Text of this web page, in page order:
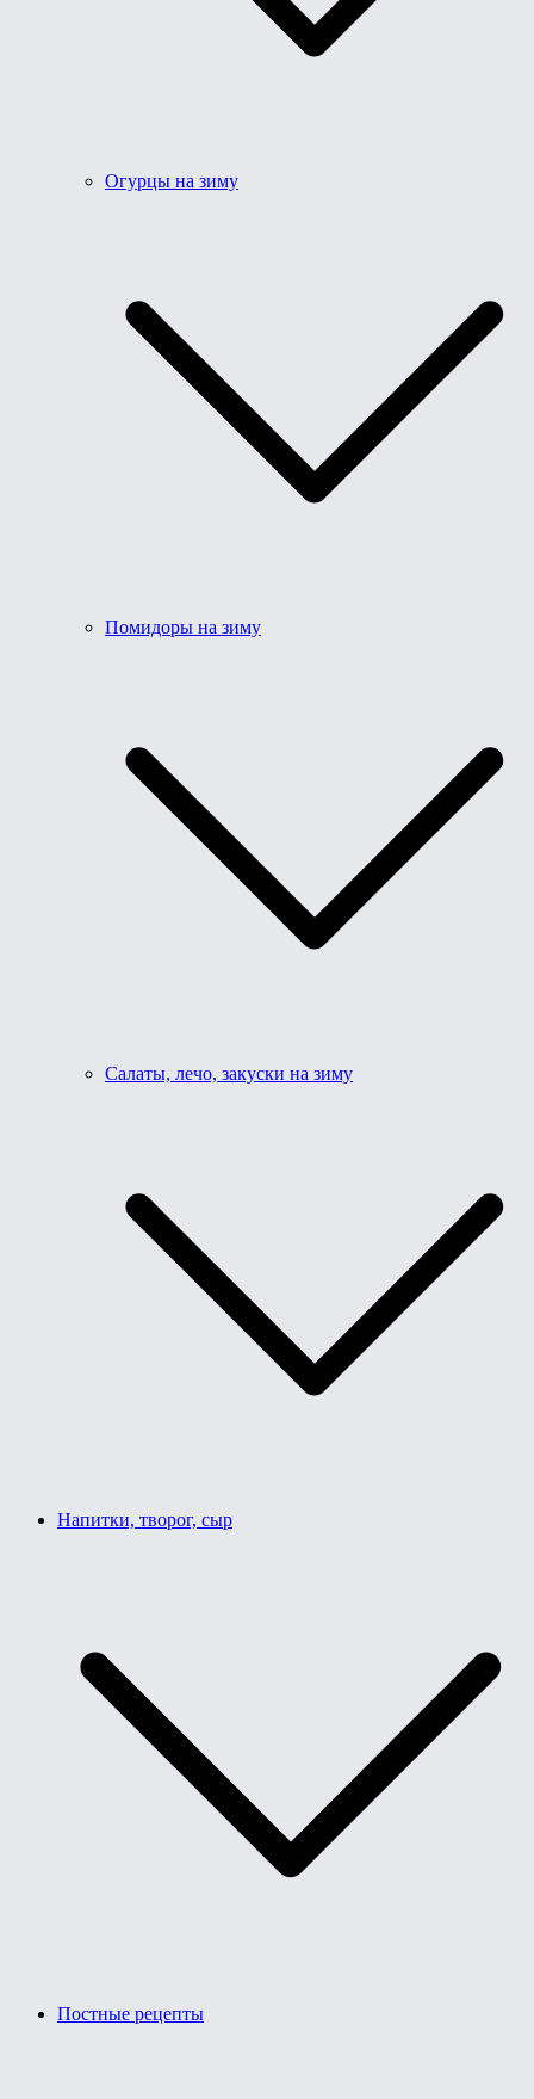
Огурцы на зиму
Помидоры на зиму
Салаты, лечо, закуски на зиму
Напитки, творог, сыр
Постные рецепты